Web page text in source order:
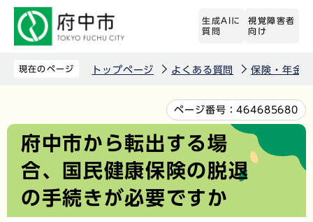
先
生成AIに
質問
視覚障害者
向け
現在のページ トップページ よくある質問 保険・年金
文
ページ番号：464685680
府中市から転出する場
合、国民健康保険の脱退
の手続きが必要ですか